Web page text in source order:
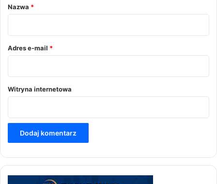
r
*
Nazwa *
Adres e-mail *
Witryna internetowa